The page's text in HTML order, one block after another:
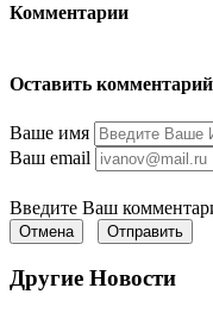
Комментарии
Оставить комментарий
Ваше имя
Ваш email
Введите Ваш
Отмена Отправить
Другие Новости